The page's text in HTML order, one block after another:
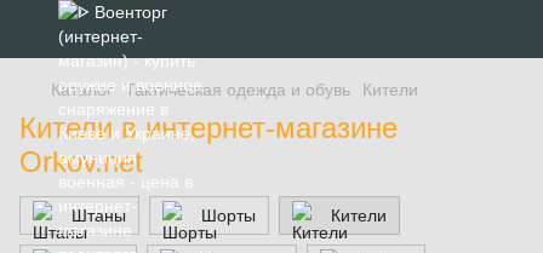
Каталог Тактическая одежда и обувь Кители
Кители в интернет-магазине
Orkov.net
Штаны Шорты Кители